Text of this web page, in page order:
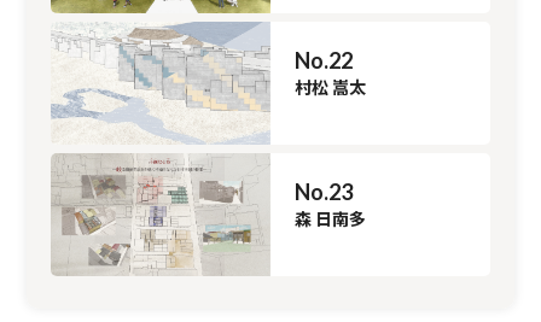
No.22
村松 嵩太
No.23
森 日南多